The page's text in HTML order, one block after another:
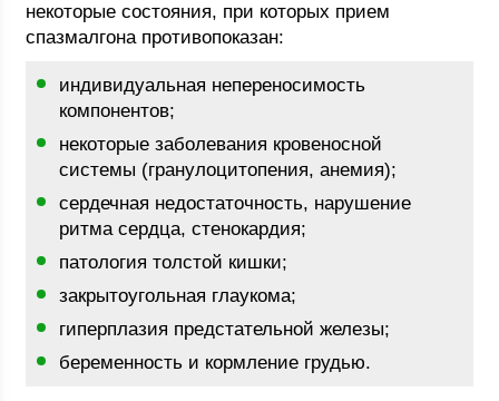
некоторые состояния, при которых прием
спазмалгона противопоказан:
индивидуальная непереносимость
компонентов;
некоторые заболевания кровеносной
системы (гранулоцитопения, анемия);
сердечная недостаточность, нарушение
ритма сердца, стенокардия;
патология толстой кишки;
закрытоугольная глаукома;
гиперплазия предстательной железы;
беременность и кормление грудью.